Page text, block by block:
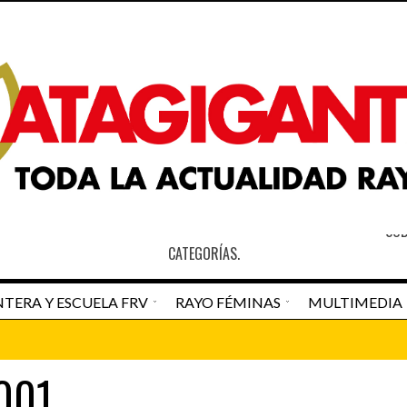
CATEGORÍAS.
Y ESCUELA FRV RAYO FÉMINAS MULTIMEDIA